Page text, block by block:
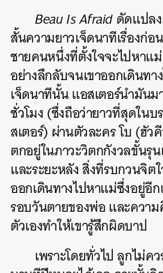
Beau Is Afraidดัดแปล
สั้นความยาวเจ็ดนาทีเรื่องก่อ
ชายคนหนึ่งที่ตั้งใจจะไปหา
อย่างลึกลับจนเขาออกเดินทา
เจ็ดนาทีนั้น แอสเตอร์นำมัน
ชั่วโมง (ซึ่งถือว่ายาวที่สุดใน
สเตอร์) ผ่านตัวละคร โบ (ฮั
ตกอยู่ในภาวะวิตกกังวลขั้น
และระยะหลัง สิ่งที่รบกวนจิต
ออกเดินทางไปหาแม่ซึ่งอยู่อี
รอบวันตายของพ่อ และควา
ตัวเองทำให้เขารู้สึกผิดบาป
เพราะโดยทั่วไป ลูกไม่